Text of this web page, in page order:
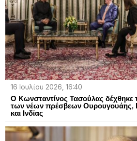
16 Ιουλίου 2026, 16:40
Ο Κωνσταντίνος Τασούλας δέχθηκε
των νέων πρέσβεων Ουρουγουάης,
και Ινδίας